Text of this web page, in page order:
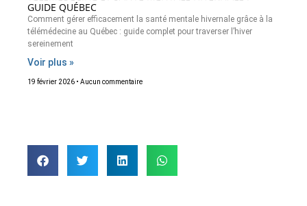
GUIDE QUÉBEC
Comment gérer efficacement la santé mentale hivernale grâce à la
télémédecine au Québec : guide complet pour traverser l’hiver
sereinement
Voir plus »
19 février 2026 Aucun commentaire